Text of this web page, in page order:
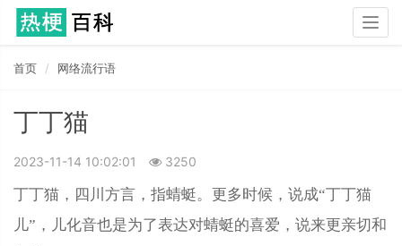
首页 网络流行语
丁丁猫
2023-11-14 10:02:01 3250
丁丁猫，四川方言，指蜻蜓。更多时候，说成“丁丁猫
儿”，儿化音也是为了表达对蜻蜓的喜爱，说来更亲切和